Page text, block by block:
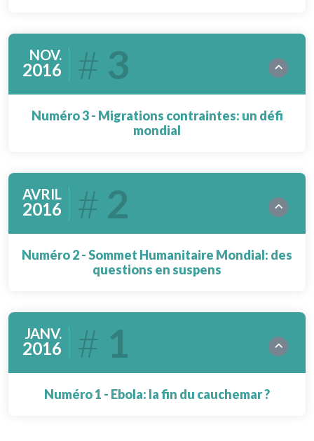
NOV.
2016 3
Numéro 3 - Migrations contraintes: un défi
mondial
AVRIL
2016 2
Numéro 2 - Sommet Humanitaire Mondial: des
questions en suspens
JANV.
2016 1
Numéro 1 - Ebola: la fin du cauchemar ?